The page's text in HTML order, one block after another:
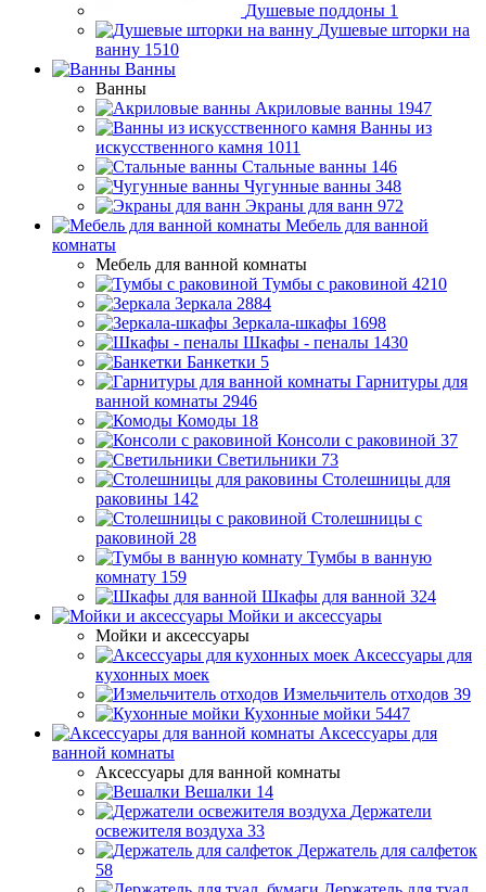
Душевые поддоны 1
Душевые шторки на
ванну 1510
Ванны
Ванны
Акриловые ванны 1947
Ванны из
искусственного камня 1011
Стальные ванны 146
Чугунные ванны 348
Экраны для ванн 972
Мебель для ванной
комнаты
Мебель для ванной комнаты
Тумбы с раковиной 4210
Зеркала 2884
Зеркала-шкафы 1698
Шкафы - пеналы 1430
Банкетки 5
Гарнитуры для
ванной комнаты 2946
Комоды 18
Консоли с раковиной 37
Светильники 73
Столешницы для
раковины 142
Столешницы с
раковиной 28
Тумбы в ванную
комнату 159
Шкафы для ванной 324
Мойки и аксессуары
Мойки и аксессуары
Аксессуары для
кухонных моек
Измельчитель отходов 39
Кухонные мойки 5447
Аксессуары для
ванной комнаты
Аксессуары для ванной комнаты
Вешалки 14
Держатели
освежителя воздуха 33
Держатель для салфеток
58